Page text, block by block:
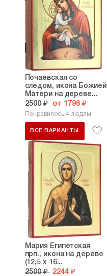
Почаевская со
следом, икона Божией
Матери на дереве...
2500 ₽ от 1796 ₽
Понравилось 4 людям
ВСЕ ВАРИАНТЫ
Мария Египетская
прп., икона на дереве
(12,5 х 16...
2500 ₽ 2244 ₽